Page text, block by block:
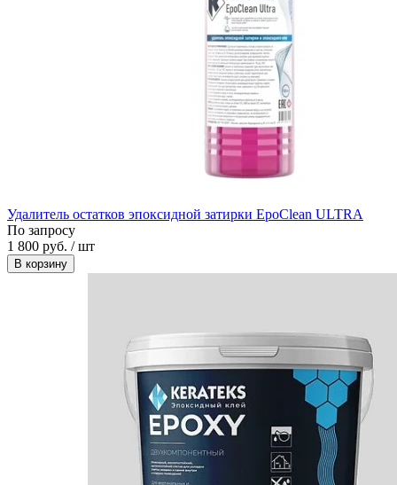
Удалитель остатков эпоксидной затирки EpoClean ULTRA
По запросу
1 800 руб. / шт
В корзину